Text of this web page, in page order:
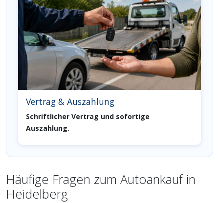
Vertrag & Auszahlung
Schriftlicher Vertrag und sofortige
Auszahlung.
Häufige Fragen zum Autoankauf in
Heidelberg